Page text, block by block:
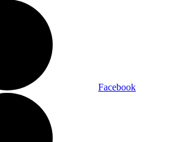
Facebook